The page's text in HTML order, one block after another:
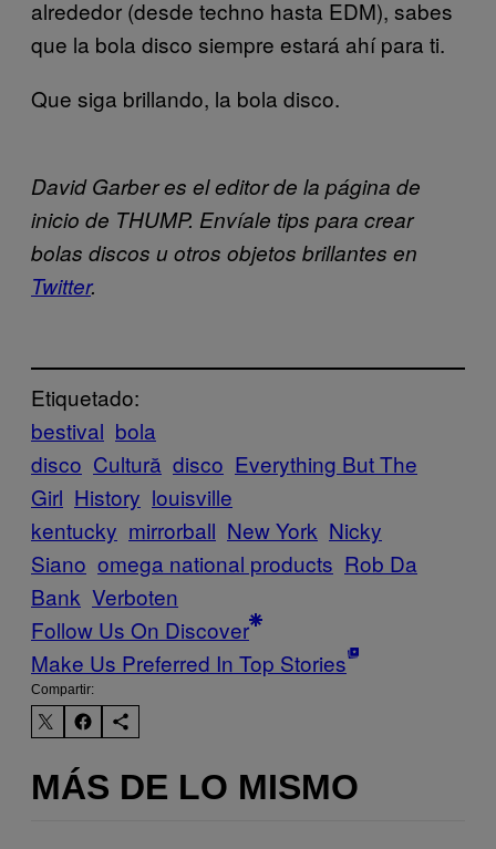
alrededor (desde techno hasta EDM), sabes
que la bola disco siempre estará ahí para ti.
Que siga brillando, la bola disco.
David Garber es el editor de la página de
inicio de THUMP. Envíale tips para crear
bolas discos u otros objetos brillantes en
Twitter.
Etiquetado:
bestival bola
disco Cultură disco Everything But The
Girl History louisville
kentucky mirrorball New York Nicky
Siano omega national products Rob Da
Bank Verboten
Follow Us On Discover
Make Us Preferred In Top Stories
Compartir:
MÁS DE LO MISMO